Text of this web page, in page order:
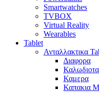
Smartwatches
TVBOX
Virtual Reality
Wearables
Tablet
Ανταλλακτικα
Διαφορα
Καμερα
Καπακια